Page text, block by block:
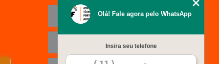
Missão
Serviços
Olá! Fale agora pelo WhatsApp
Insira seu telefone